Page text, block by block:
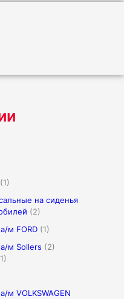
(1)
на сиденья
(2)
м FORD (1)
м Sollers (2)
м VOLKSWAGEN